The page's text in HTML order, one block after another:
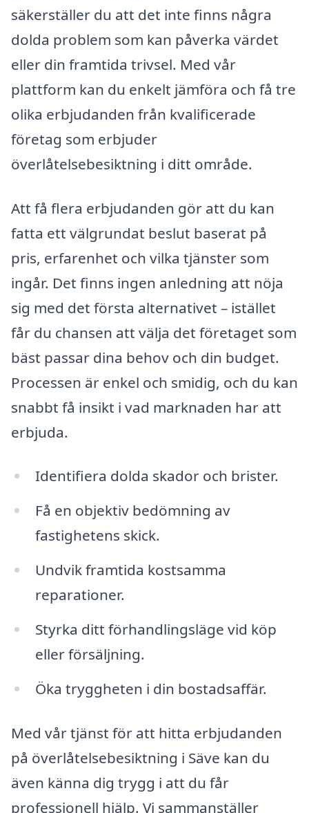
säkerställer du att det inte finns några
dolda problem som kan påverka värdet
eller din framtida trivsel. Med vår
plattform kan du enkelt jämföra och få tre
olika erbjudanden från kvalificerade
företag som erbjuder
överlåtelsebesiktning i ditt område.
Att få flera erbjudanden gör att du kan
fatta ett välgrundat beslut baserat på
pris, erfarenhet och vilka tjänster som
ingår. Det finns ingen anledning att nöja
sig med det första alternativet – istället
får du chansen att välja det företaget som
bäst passar dina behov och din budget.
Processen är enkel och smidig, och du kan
snabbt få insikt i vad marknaden har att
erbjuda.
Identifiera dolda skador och brister.
Få en objektiv bedömning av
fastighetens skick.
Undvik framtida kostsamma
reparationer.
Styrka ditt förhandlingsläge vid köp
eller försäljning.
Öka tryggheten i din bostadsaffär.
Med vår tjänst för att hitta erbjudanden
på överlåtelsebesiktning i Säve kan du
även känna dig trygg i att du får
professionell hjälp. Vi sammanställer